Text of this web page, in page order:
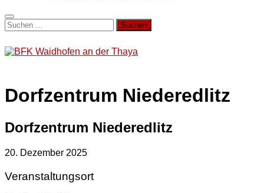
Suchen
nach:
Dorfzentrum Niederedlitz
Dorfzentrum Niederedlitz
20. Dezember 2025
Veranstaltungsort